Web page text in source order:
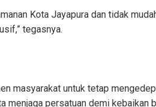
Kota Jayapura dan tidak
tegasnya.
masyarakat untuk tetap
menjaga persatuan demi kebaikan